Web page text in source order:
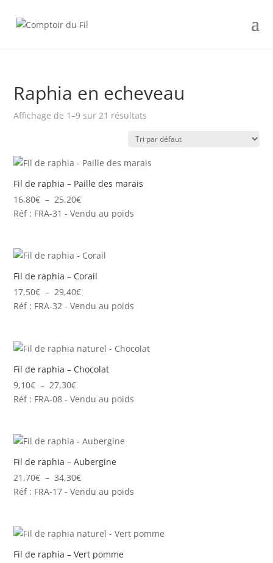
Raphia en echeveau
Affichage de 1–9 sur 21 résultats
Fil de raphia – Paille des marais
16,80€ – 25,20€Plage
de
à
Réf : FRA-31 - Vendu au poids
Fil de raphia – Corail
17,50€ – 29,40€Plage
de
à
Réf : FRA-32 - Vendu au poids
Fil de raphia – Chocolat
9,10€ – 27,30€Plage
de
à
Réf : FRA-08 - Vendu au poids
Fil de raphia – Aubergine
21,70€ – 34,30€Plage
de
à
Réf : FRA-17 - Vendu au poids
Fil de raphia – Vert pomme